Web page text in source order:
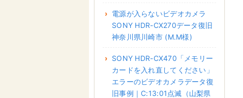
電源が入らないビデオカメラ
SONY HDR-CX270データ復旧
神奈川県川崎市 (M.M様)
SONY HDR-CX470「メモリー
カードを入れ直してください」
エラーのビデオカメラデータ復
旧事例｜C:13:01点滅（山梨県